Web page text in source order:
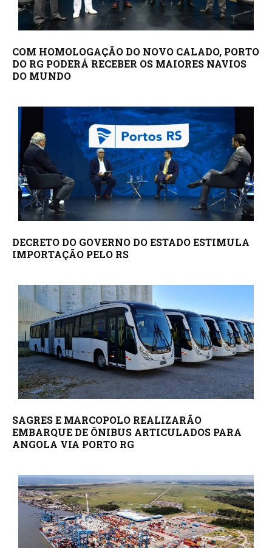
COM HOMOLOGAÇÃO DO NOVO CALADO, PORTO
DO RG PODERÁ RECEBER OS MAIORES NAVIOS
DO MUNDO
DECRETO DO GOVERNO DO ESTADO ESTIMULA
IMPORTAÇÃO PELO RS
SAGRES E MARCOPOLO REALIZARÃO
EMBARQUE DE ÔNIBUS ARTICULADOS PARA
ANGOLA VIA PORTO RG